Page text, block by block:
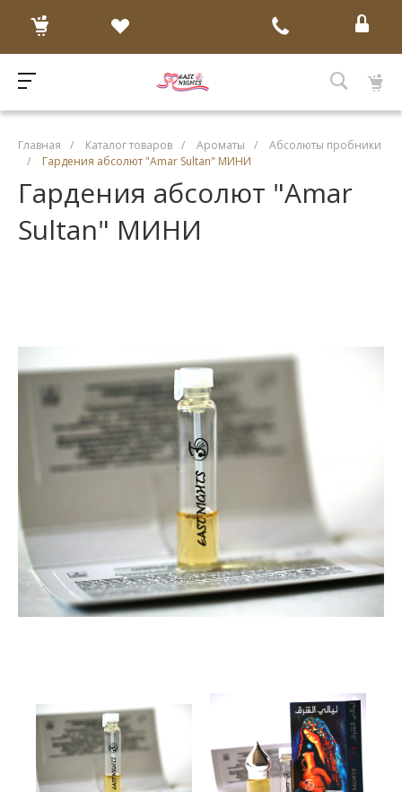
Главная / Каталог товаров / Ароматы /
Абсолюты пробники
/
Гардения абсолют "Amar Sultan" МИНИ
Гардения абсолют "Amar
Sultan" МИНИ